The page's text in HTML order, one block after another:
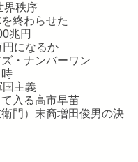
界秩序
終わらせた
兆円
円になるか
・ナンバーワン
国主義
入る高市早苗
門）末裔増田俊男の決